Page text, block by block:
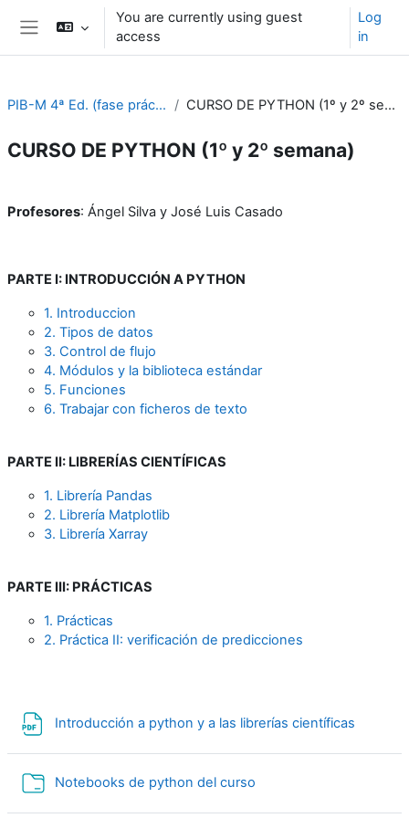
Skip to main content
You are currently using guest
access
Log
in
PIB-M 4ª Ed. (fase práctica) CURSO DE PYTHON (1º y 2º semana)
CURSO DE PYTHON (1º y 2º semana)
Section outline
Profesores: Ángel Silva y José Luis Casado
PARTE I: INTRODUCCIÓN A PYTHON
1. Introduccion
2. Tipos de datos
3. Control de flujo
4. Módulos y la biblioteca estándar
5. Funciones
6. Trabajar con ficheros de texto
PARTE II: LIBRERÍAS CIENTÍFICAS
1. Librería Pandas
2. Librería Matplotlib
3. Librería Xarray
PARTE III: PRÁCTICAS
1. Prácticas
2. Práctica II: verificación de predicciones
Introducción a python y a las librerías científicas
Notebooks de python del curso